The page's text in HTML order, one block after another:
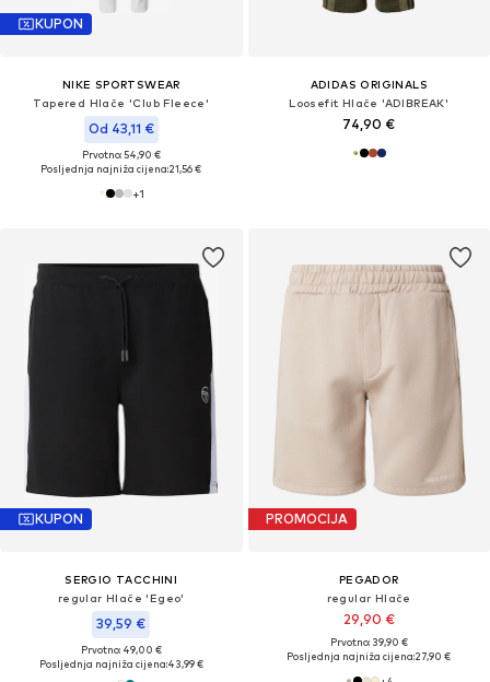
KUPON
NIKE SPORTSWEAR
Tapered Hlače 'Club Fleece'
Od 43,11 €
Prvotno: 54,90 €
Posljednja najniža cijena:21,56 €
+1
ADIDAS ORIGINALS
Loosefit Hlače 'ADIBREAK'
74,90 €
KUPON
SERGIO TACCHINI
regular Hlače 'Egeo'
39,59 €
Prvotno: 49,00 €
Posljednja najniža cijena:43,99 €
PROMOCIJA
PEGADOR
regular Hlače
29,90 €
Prvotno: 39,90 €
Posljednja najniža cijena:27,90 €